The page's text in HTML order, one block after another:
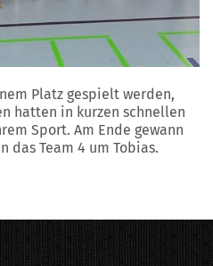
Platz gespielt werden,
hatten in kurzen schnellen
Sport. Am Ende gewann
das Team 4 um Tobias.